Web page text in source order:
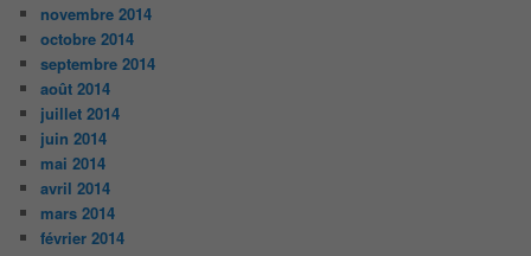
novembre 2014
octobre 2014
septembre 2014
août 2014
juillet 2014
juin 2014
mai 2014
avril 2014
mars 2014
février 2014